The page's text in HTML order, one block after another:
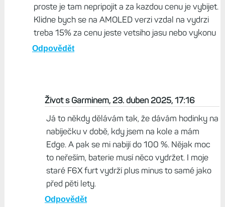
proste je tam nepripojit a za kazdou cenu je vybijet.
Klidne bych se na AMOLED verzi vzdal na vydrzi
treba 15% za cenu jeste vetsiho jasu nebo vykonu
Odpovědět